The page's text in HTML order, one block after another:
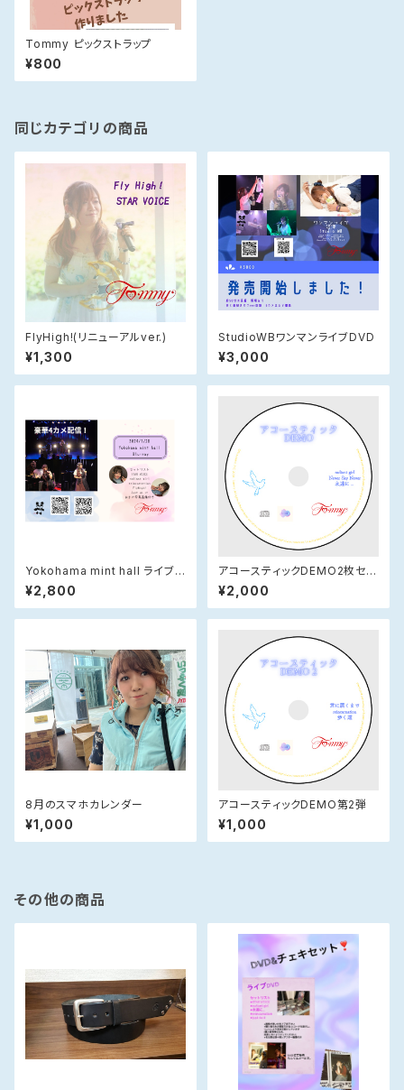
Tommy ピックストラップ
¥800
同じカテゴリの商品
FlyHigh!(リニューアルver.)
¥1,300
StudioWBワンマンライブDVD
¥3,000
Yokohama mint hall ライブ
Blu-ray DVD
¥2,800
アコースティックDEMO2枚セッ
ト
¥2,000
8月のスマホカレンダー
¥1,000
アコースティックDEMO第2弾
¥1,000
その他の商品